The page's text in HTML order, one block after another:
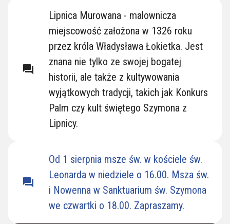
question_answer
Lipnica Murowana - malownicza
miejscowość założona w 1326 roku
przez króla Władysława Łokietka. Jest
znana nie tylko ze swojej bogatej
historii, ale także z kultywowania
wyjątkowych tradycji, takich jak Konkurs
Palm czy kult świętego Szymona z
Lipnicy.
question_answer
Od 1 sierpnia msze św. w kościele św.
Leonarda w niedziele o 16.00. Msza św.
i Nowenna w Sanktuarium św. Szymona
we czwartki o 18.00. Zapraszamy.